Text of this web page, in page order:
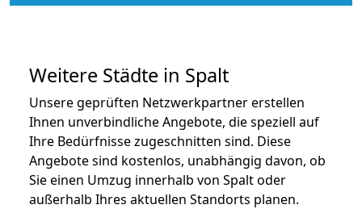
Weitere Städte in Spalt
Unsere geprüften Netzwerkpartner erstellen
Ihnen unverbindliche Angebote, die speziell auf
Ihre Bedürfnisse zugeschnitten sind. Diese
Angebote sind kostenlos, unabhängig davon, ob
Sie einen Umzug innerhalb von Spalt oder
außerhalb Ihres aktuellen Standorts planen.